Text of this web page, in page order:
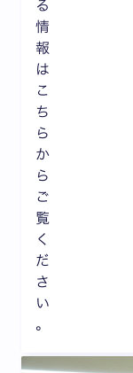
る
情
報
は
こ
ち
ら
か
ら
ご
覧
く
だ
さ
い
。